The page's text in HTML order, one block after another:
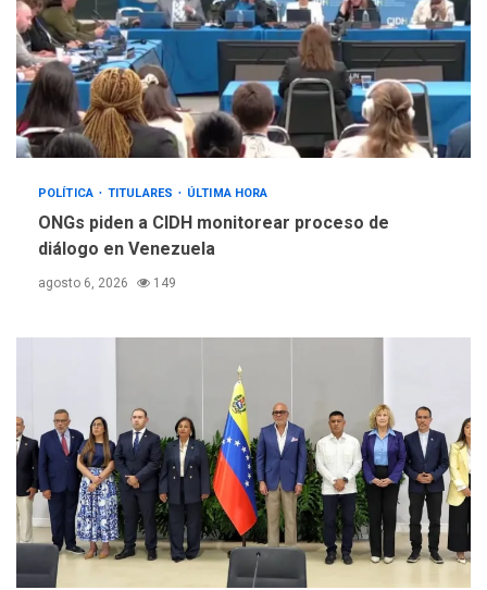
POLÍTICA TITULARES ÚLTIMA HORA
ONGs piden a CIDH monitorear proceso de
diálogo en Venezuela
agosto 6, 2026 149